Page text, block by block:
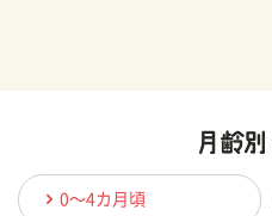
0〜4カ月頃